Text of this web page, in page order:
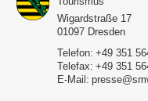
Wigardstraße 17
01097 Dresden
Telefon: +49 351
Telefax: +49 351
E-Mail: